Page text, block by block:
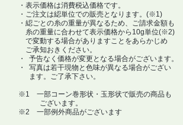
・表示価格は消費税込価格です。
・ご注文は綛単位での販売となります。(※1)
・綛ごとの糸の重量が異なるため、ご請求金額も
糸の重量に合わせて表示価格から10g単位(※2)
で変動する場合がありますことをあらかじめ
ご承知おきください。
​・ 予告なく価格が変更となる場合がございます。
・ 写真は若干現物と色味が異なる場合がござい
ます。ご了承下さい。
※1 一部コーン巻形状・玉形状で販売の商品も
ございます。
※2 一部例外商品がございます